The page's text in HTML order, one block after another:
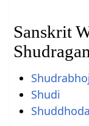
Sanskrit
Shudi
Shuddhoda